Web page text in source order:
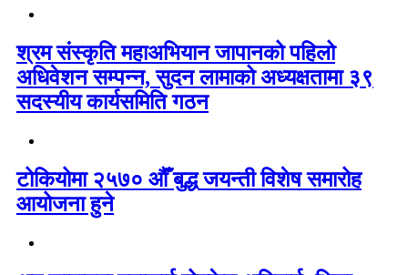
श्रम संस्कृति महाअभियान जापानको पहिलो
अधिवेशन सम्पन्न, सुदन लामाको अध्यक्षतामा ३९
सदस्यीय कार्यसमिति गठन
टोकियोमा २५७० औँ बुद्ध जयन्ती विशेष समारोह
आयोजना हुने